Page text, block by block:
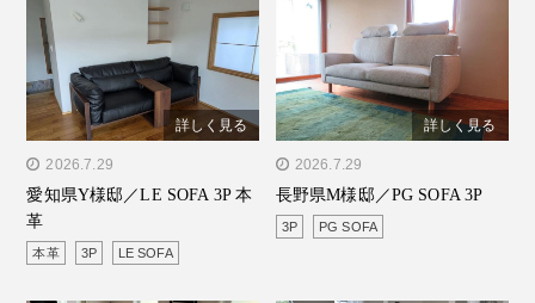
" alt="愛知県Y様邸／LE
SOFA 3P 本革"/>
詳しく見る
2026.7.29
愛知県Y様邸／LE SOFA 3P 本
革
本革 3P LE SOFA
" alt="長野県M様邸／PG
SOFA 3P"/>
詳しく見る
2026.7.29
長野県M様邸／PG SOFA 3P
3P PG SOFA